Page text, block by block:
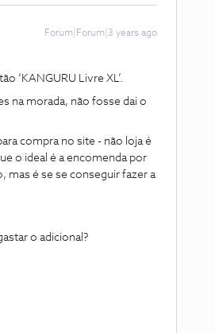
Forum|Forum|3 years ago
‘KANGURU Livre XL’.
na morada, não fosse dai o
compra no site - não loja é
o ideal é a encomenda por
mas é se se conseguir fazer a
o adicional?